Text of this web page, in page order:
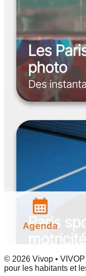
© 2026 Vivop •
pour les habitants et